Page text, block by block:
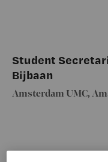
Student
Bijbaan
Amsterdam UMC,